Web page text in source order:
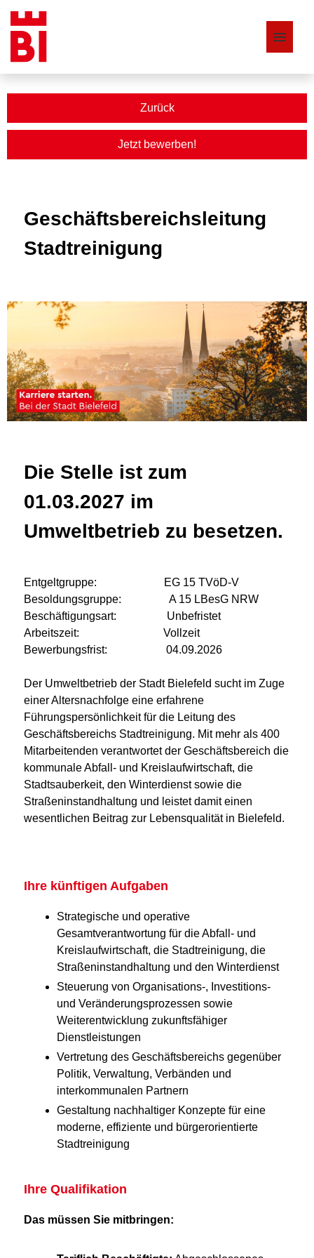
Stellenangebote
Zurück
Jetzt bewerben!
Geschäftsbereichsleitung
Stadtreinigung
Die Stelle ist zum
01.03.2027 im
Umweltbetrieb zu besetzen.
Entgeltgruppe: EG 15 TVöD-V
Besoldungsgruppe: A 15 LBesG NRW
Beschäftigungsart: Unbefristet
Arbeitszeit: Vollzeit
Bewerbungsfrist: 04.09.2026
Der Umweltbetrieb der Stadt Bielefeld sucht im Zuge
einer Altersnachfolge eine erfahrene
Führungspersönlichkeit für die Leitung des
Geschäftsbereichs Stadtreinigung. Mit mehr als 400
Mitarbeitenden verantwortet der Geschäftsbereich die
kommunale Abfall- und Kreislauf­wirtschaft, die
Stadtsauberkeit, den Winterdienst sowie die
Straßeninstandhaltung und leistet damit einen
wesentlichen Beitrag zur Lebensqualität in Bielefeld.
Ihre künftigen Aufgaben
Strategische und operative
Gesamtverantwortung für die Abfall- und
Kreislaufwirt­schaft, die Stadtreinigung, die
Straßeninstandhaltung und den Winterdienst
Steuerung von Organisations-, Investitions-
und Veränderungsprozessen sowie
Weiterentwicklung zukunftsfähiger
Dienstleistungen
Vertretung des Geschäftsbereichs gegenüber
Politik, Verwaltung, Verbänden und
interkommunalen Partnern
Gestaltung nachhaltiger Konzepte für eine
moderne, effiziente und bürgerorientierte
Stadtreinigung
Ihre Qualifikation
Das müssen Sie mitbringen: